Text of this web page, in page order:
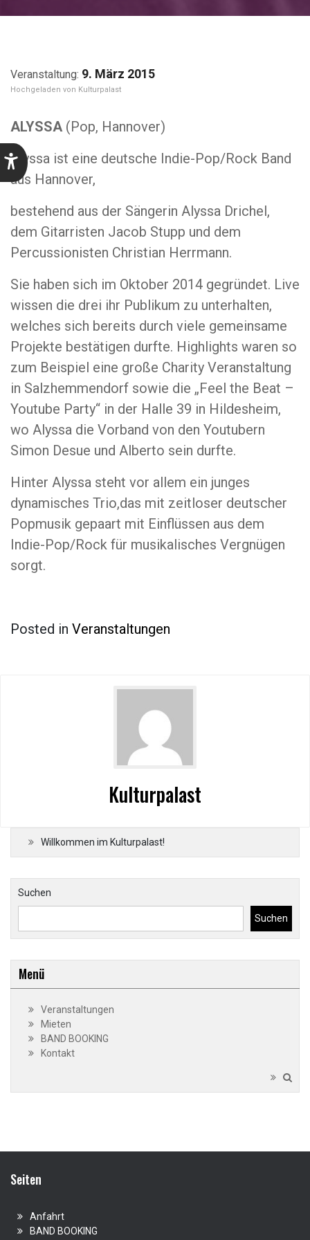
9. März 2015
Kulturpalast
ALYSSA (Pop, Hannover)
Alyssa ist eine deutsche Indie-Pop/Rock Band
aus Hannover,
bestehend aus der Sängerin Alyssa Drichel,
dem Gitarristen Jacob Stupp und dem
Percussionisten Christian Herrmann.
Sie haben sich im Oktober 2014 gegründet. Live
wissen die drei ihr Publikum zu unterhalten,
welches sich bereits durch viele gemeinsame
Projekte bestätigen durfte. Highlights waren so
zum Beispiel eine große Charity Veranstaltung
in Salzhemmendorf sowie die „Feel the Beat –
Youtube Party“ in der Halle 39 in Hildesheim,
wo Alyssa die Vorband von den Youtubern
Simon Desue und Alberto sein durfte.
Hinter Alyssa steht vor allem ein junges
dynamisches Trio,das mit zeitloser deutscher
Popmusik gepaart mit Einflüssen aus dem
Indie-Pop/Rock für musikalisches Vergnügen
sorgt.
Posted in Veranstaltungen
Kulturpalast
Willkommen im Kulturpalast!
Suchen
Suchen
Menü
Veranstaltungen
Mieten
BAND BOOKING
Kontakt
Seiten
Anfahrt
BAND BOOKING